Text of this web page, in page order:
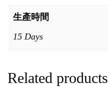
生產時間
15 Days
Related products